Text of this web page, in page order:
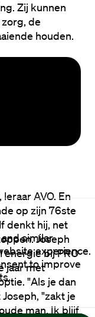
similar
experience.
to improve
Zij kunnen
de
houden.
AVO. En
op zijn 76ste
denkt hij, net
Joseph
energie bij PRO
jaar met
"Als je dan
"zakt je
man. Ik blijf